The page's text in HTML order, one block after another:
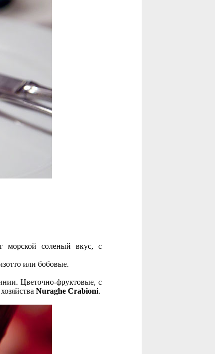
морской соленый вкус, с
или бобовые.
Цветочно-фруктовые, с
Nuraghe Crabioni.